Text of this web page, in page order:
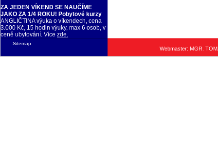
ZA JEDEN VÍKEND SE NAUČÍME
JAKO ZA 1/4 ROKU! Pobytové kurzy
ANGLIČTINA výuka o víkendech, cena
3.000 Kč, 15 hodin výuky, max 6 osob, v
ceně ubytování. Více zde.
Webmaster: MGR.
Sitemap